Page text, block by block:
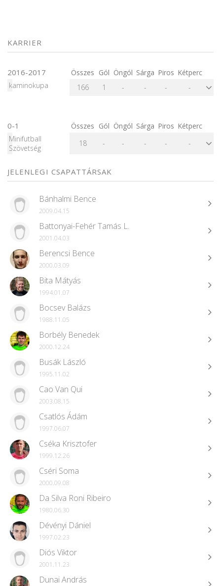
KARRIER
2016-2017 Összes Gól Öngól Sárga Piros Kétperc
kaminokupa
166 1 - - - -
0-1 Összes Gól Öngól Sárga Piros Kétperc
Minifutball
Szövetség
18 - - - - -
JELENLEGI CSAPATTÁRSAK
Bánhalmi Bence
2009.04.15
Battonyai-Fehér Tamás L.
2001.04.03
Berencsi Bence
2000.03.09
Bita Mátyás
1994.01.07
Bocsev Balázs
1988.11.05
Borbély Benedek
2000.12.24
Busák László
1995.11.02
Cao Van Qui
2003.08.15
Csatlós Ádám
1997.06.07
Cséka Krisztofer
1999.12.26
Cséri Soma
2000.09.08
Da Silva Roni Ribeiro
1980.06.30
Dévényi Dániel
1997.02.23
Diós Viktor
2001.11.23
Dunai András